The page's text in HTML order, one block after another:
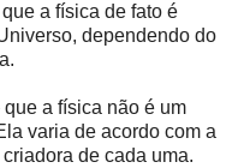
a física de fato é
dependendo do
a física não é um
varia de acordo com a
de cada uma.